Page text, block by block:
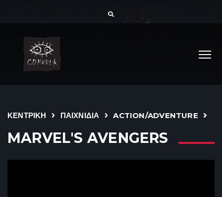
ΚΕΝΤΡΙΚΗ ΠΑΙΧΝΙΔΙΑ ACTION/ADVENTURE
MARVEL'S AVENGERS